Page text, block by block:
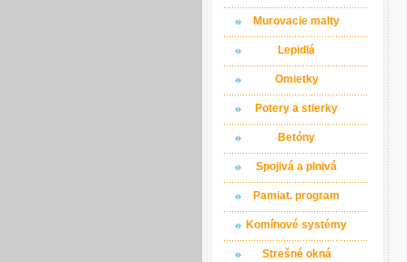
Murovacie malty
Lepidlá
Omietky
Potery a stierky
Betóny
Spojivá a plnivá
Pamiat. program
Komínové systémy
Strešné okná